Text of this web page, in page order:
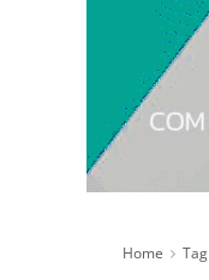
Home Tag